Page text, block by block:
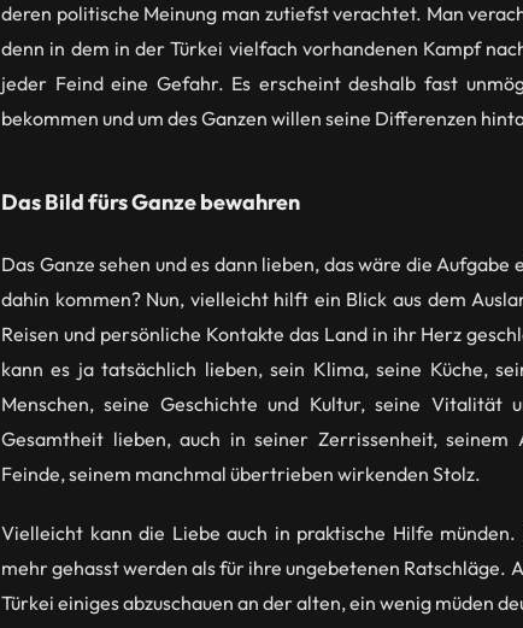
deren politische Meinung man zutiefst verachtet. Man
denn in dem in der Türkei vielfach vorhandenen Kampf
jeder Feind eine Gefahr. Es erscheint deshalb fast
bekommen und um des Ganzen willen seine Differenzen
Das Bild fürs Ganze bewahren
Das Ganze sehen und es dann lieben, das wäre die
dahin kommen? Nun, vielleicht hilft ein Blick aus dem
Reisen und persönliche Kontakte das Land in ihr Herz
kann es ja tatsächlich lieben, sein Klima, seine Küche,
Menschen, seine Geschichte und Kultur, seine Vitalität
Gesamtheit lieben, auch in seiner Zerrissenheit, seinem
Feinde, seinem manchmal übertrieben wirkenden Stolz.
Vielleicht kann die Liebe auch in praktische Hilfe
mehr gehasst werden als für ihre ungebetenen Ratschläge.
Türkei einiges abzuschauen an der alten, ein wenig müden